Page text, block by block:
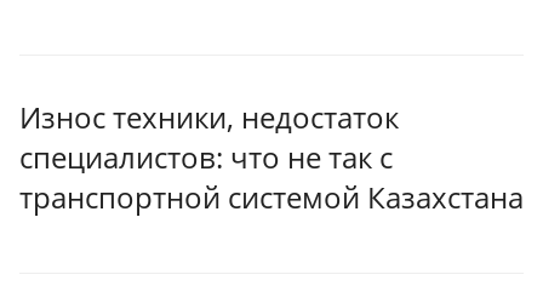
Износ техники, недостаток
специалистов: что не так с
транспортной системой Казахстана